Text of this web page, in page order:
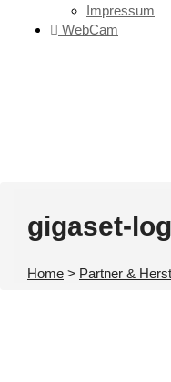
Impressum
WebCam
gigaset-
Home > Partner &